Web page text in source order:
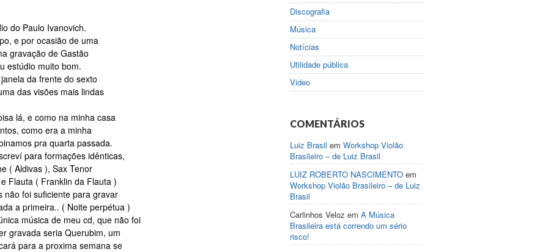
do Paulo Ivanovich.
e por ocasião de uma
gravação de Gastão
estúdio muito bom.
da frente do sexto
das visões mais lindas
lá, e como na minha casa
como era a minha
pra quarta passada.
para formações idênticas,
( Aldivas ), Sax Tenor
Flauta ( Franklin da Flauta )
não foi suficiente para gravar
a primeira.. ( Noite perpétua )
música de meu cd, que não foi
gravada seria Querubim, um
para a proxima semana se
Discografia
Música
Notícias
Utilidade pública
Video
COMENTÁRIOS
Luiz Brasil em Workshop Violão
Brasileiro – de Luiz Brasil
LUIZ ROBERTO NASCIMENTO em
Workshop Violão Brasileiro – de Luiz
Brasil
Carlinhos Veloz em A Música
Brasileira está correndo um sério
risco!